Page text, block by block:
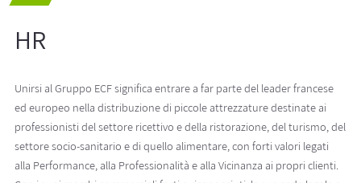
HR
Unirsi al Gruppo ECF significa entrare a far parte del leader francese
ed europeo nella distribuzione di piccole attrezzature destinate ai
professionisti del settore ricettivo e della ristorazione, del turismo, del
settore socio-sanitario e di quello alimentare, con forti valori legati
alla Performance, alla Professionalità e alla Vicinanza ai propri clienti.